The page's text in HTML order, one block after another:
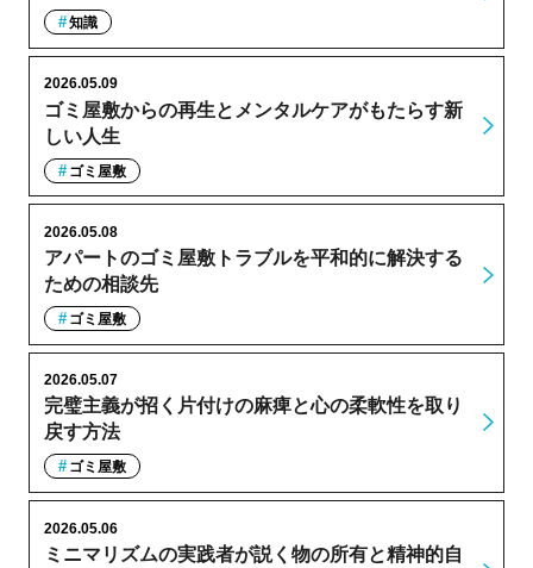
知識
ゴミ屋敷からの再生とメンタルケアがもたらす新
しい人生
2026.05.09
ゴミ屋敷
アパートのゴミ屋敷トラブルを平和的に解決する
ための相談先
2026.05.08
ゴミ屋敷
完璧主義が招く片付けの麻痺と心の柔軟性を取り
戻す方法
2026.05.07
ゴミ屋敷
ミニマリズムの実践者が説く物の所有と精神的自
2026.05.06